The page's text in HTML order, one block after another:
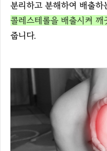
분리하고 분해하여 배출하
콜레스테롤을 배출시켜 깨
줍니다.